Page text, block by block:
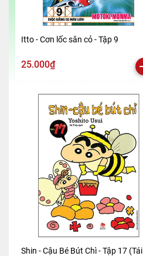
Itto - Cơn lốc sân cỏ - Tập 9
25.000₫
Shin - Cậu Bé Bút Chì - Tập 17 (Tái